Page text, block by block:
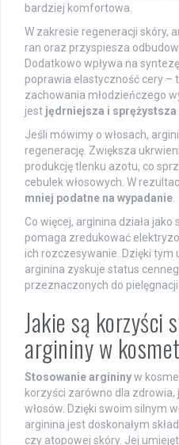
bardziej komfortowa.
W zakresie regeneracji skóry,
ran oraz przyspiesza
Dodatkowo wpływa na
poprawia elastyczność cery –
zachowania młodzieńczego
jest jędrniejsza i sprężystsza
Jeśli mówimy o włosach,
regenerację. Zwiększa
produkcję tlenku azotu, co
cebulek włosowych. W
mniej podatne na wypadanie.
Co więcej, arginina działa
pomaga zredukować
ich rozczesywanie. Dzięki tym
arginina zyskuje status
przeznaczonych do
Jakie są korzyści
argininy w
Stosowanie argininyw
korzyści zarówno dla zdrowia,
włosów. Dzięki swoim silnym
arginina jest doskonałym
czy atopowej skóry. Jej